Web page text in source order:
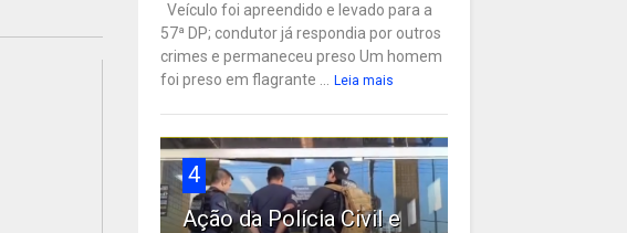
Veículo foi apreendido e levado para a
57ª DP; condutor já respondia por outros
crimes e permaneceu preso Um homem
foi preso em flagrante ... Leia mais
4
Ação da Polícia Civil e